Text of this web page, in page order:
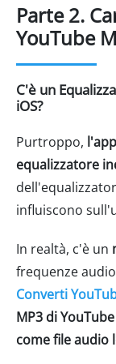
Parte 2.
YouTube
C'è un
iOS?
Purtroppo,
equalizzatore
influiscono
In realtà, c'è un
frequenze
Converti
MP3 di
come file audio